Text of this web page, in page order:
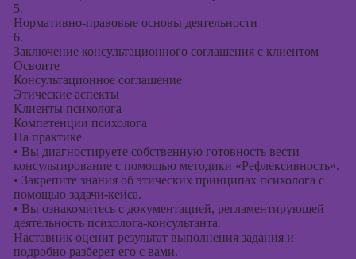
5.
Нормативно-правовые основы деятельности
6.
Заключение консультационного соглашения с клиентом
Освоите
Консультационное соглашение
Этические аспекты
Клиенты психолога
Компетенции психолога
На практике
• Вы диагностируете собственную готовность вести
консультирование с помощью методики «Рефлексивность».
• Закрепите знания об этических принципах психолога с
помощью задачи-кейса.
• Вы ознакомитесь с документацией, регламентирующей
деятельность психолога-консультанта.
Наставник оценит результат выполнения задания и
подробно разберет его с вами.